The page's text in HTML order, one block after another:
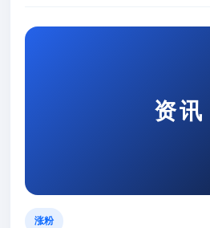
资讯
涨粉